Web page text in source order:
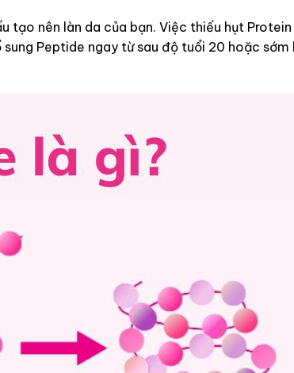
tạo nên làn da của bạn. Việc thiếu hụt
Peptide ngay từ sau độ tuổi 20 hoặc